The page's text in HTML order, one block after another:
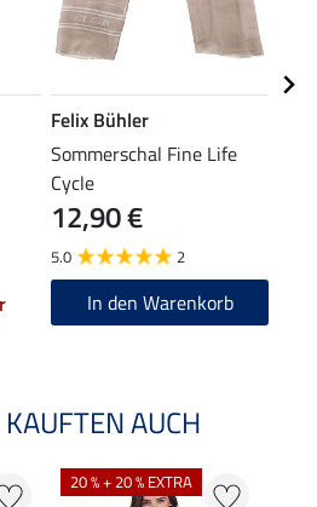
Felix Bühler
Sommerschal Fine Life
Cycle
12,90 €
5.0 2
In den Warenkorb
AUCH
20 % + 20 % EXTRA